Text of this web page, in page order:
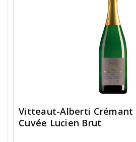
Vitteaut-Alberti Crémant
Cuvée Lucien Brut